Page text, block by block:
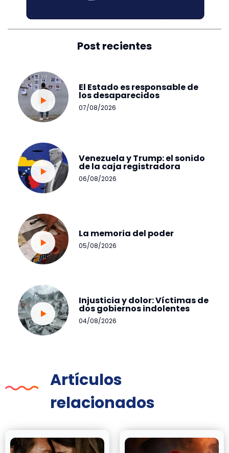
Post recientes
El Estado es responsable de
los desaparecidos
07/08/2026
Venezuela y Trump: el sonido
de la caja registradora
06/08/2026
La memoria del poder
05/08/2026
Injusticia y dolor: Víctimas de
dos gobiernos indolentes
04/08/2026
Artículos
relacionados